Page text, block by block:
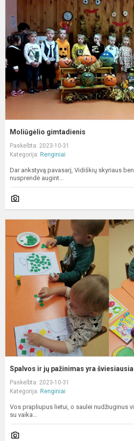
Moliūgėlio gimtadienis
Paskelbta: 2023-10-31
Kategorija: Renginiai
Dar ankstyvą pavasarį, Vidiškių skyriaus
nusprendė augint...
Spalvos ir jų pažinimas yra
Paskelbta: 2023-10-31
Kategorija: Renginiai
Vos prapliupus lietui, o saulei nudžiuginus
su vaika...